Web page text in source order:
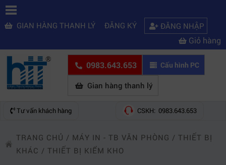
GIAN HÀNG THANH LÝ ĐĂNG KÝ ĐĂNG NHẬP
Giỏ hàng
0983.643.653 Cấu hình PC
Gian hàng thanh lý
Tư vấn khách hàng CSKH: 0983.643.653
TRANG CHỦ / MÁY IN - TB VĂN PHÒNG / THIẾT BỊ
KHÁC / THIẾT BỊ KIỂM KHO